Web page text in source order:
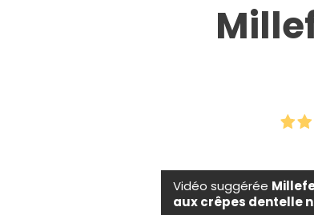
Vidéo suggérée
aux crêpes dentelle